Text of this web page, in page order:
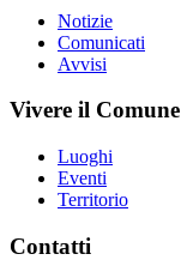
Notizie
Comunicati
Avvisi
Vivere il Comune
Luoghi
Eventi
Territorio
Contatti